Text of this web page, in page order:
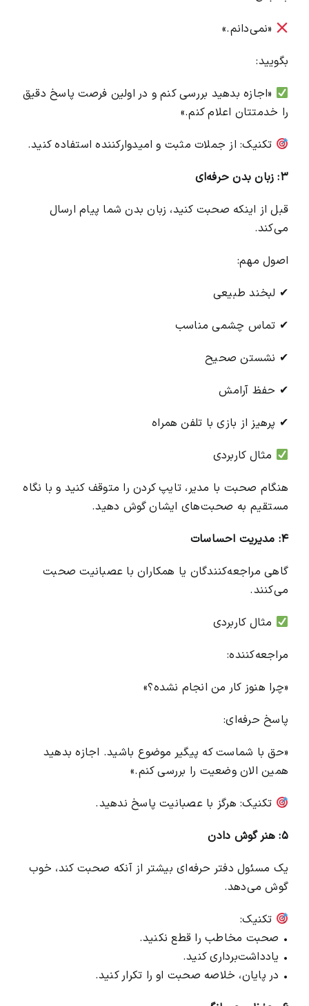
«نمی‌دانم.»
بگویید:
«اجازه بدهید بررسی کنم و در اولین فرصت پاسخ دقیق
را خدمتتان اعلام کنم.»
تکنیک: از جملات مثبت و امیدوارکننده استفاده کنید.
۳: زبان بدن حرفه‌ای
قبل از اینکه صحبت کنید، زبان بدن شما پیام ارسال
می‌کند.
اصول مهم:
✔ لبخند طبیعی
✔ تماس چشمی مناسب
✔ نشستن صحیح
✔ حفظ آرامش
✔ پرهیز از بازی با تلفن همراه
مثال کاربردی
هنگام صحبت با مدیر، تایپ کردن را متوقف کنید و با نگاه
مستقیم به صحبت‌های ایشان گوش دهید.
۴: مدیریت احساسات
گاهی مراجعه‌کنندگان یا همکاران با عصبانیت صحبت
می‌کنند.
مثال کاربردی
مراجعه‌کننده:
«چرا هنوز کار من انجام نشده؟»
پاسخ حرفه‌ای:
«حق با شماست که پیگیر موضوع باشید. اجازه بدهید
همین الان وضعیت را بررسی کنم.»
تکنیک: هرگز با عصبانیت پاسخ ندهید.
۵: هنر گوش دادن
یک مسئول دفتر حرفه‌ای بیشتر از آنکه صحبت کند، خوب
گوش می‌دهد.
تکنیک:
• صحبت مخاطب را قطع نکنید.
• یادداشت‌برداری کنید.
• در پایان، خلاصه صحبت او را تکرار کنید.